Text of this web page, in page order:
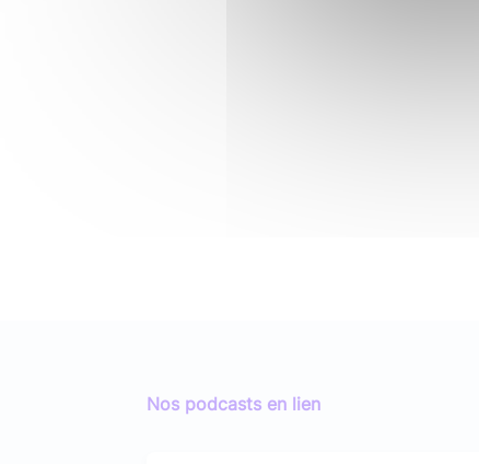
Nos podcasts en lien